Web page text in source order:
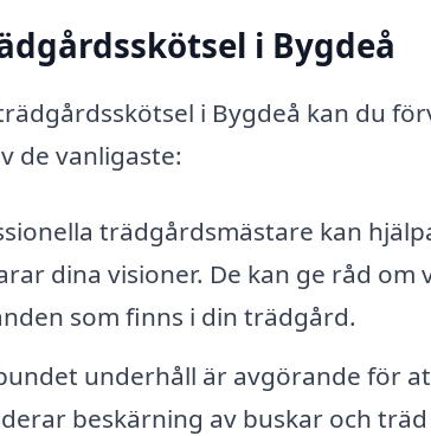
i Bygdeå
i Bygdeå kan du
de vanligaste:
trädgårdsmästare kan
dina visioner. De kan ge råd om
som finns i din trädgård.
underhåll är avgörande för
beskärning av buskar och